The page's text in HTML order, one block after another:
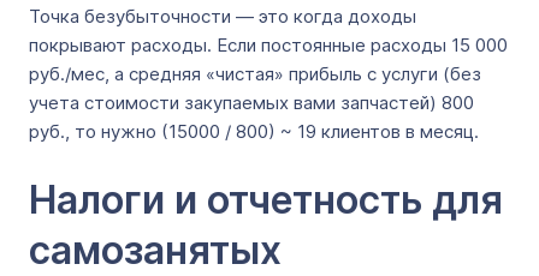
Точка безубыточности ― это когда доходы
покрывают расходы. Если постоянные расходы 15 000
руб./мес, а средняя «чистая» прибыль с услуги (без
учета стоимости закупаемых вами запчастей) 800
руб., то нужно (15000 / 800) ~ 19 клиентов в месяц.
Налоги и отчетность для
самозанятых